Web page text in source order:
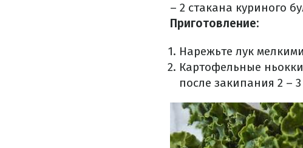
– 2 стакана куриного
Приготовление:
Нарежьте лук
Картофельные
после закипания 2 –